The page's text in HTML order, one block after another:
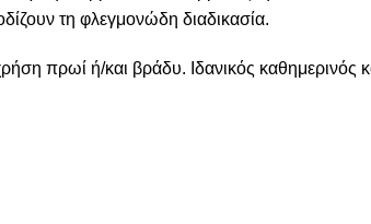
τη φλεγμονώδη διαδικασία.
πρωί ή/και βράδυ. Ιδανικός καθημερινός